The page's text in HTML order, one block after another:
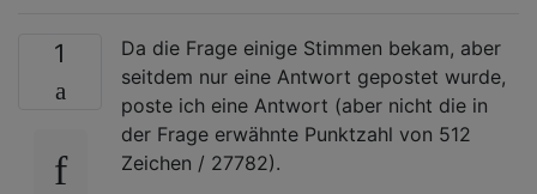
1
Da die Frage einige Stimmen bekam, aber
seitdem nur eine Antwort gepostet wurde,
poste ich eine Antwort (aber nicht die in
der Frage erwähnte Punktzahl von 512
Zeichen / 27782).